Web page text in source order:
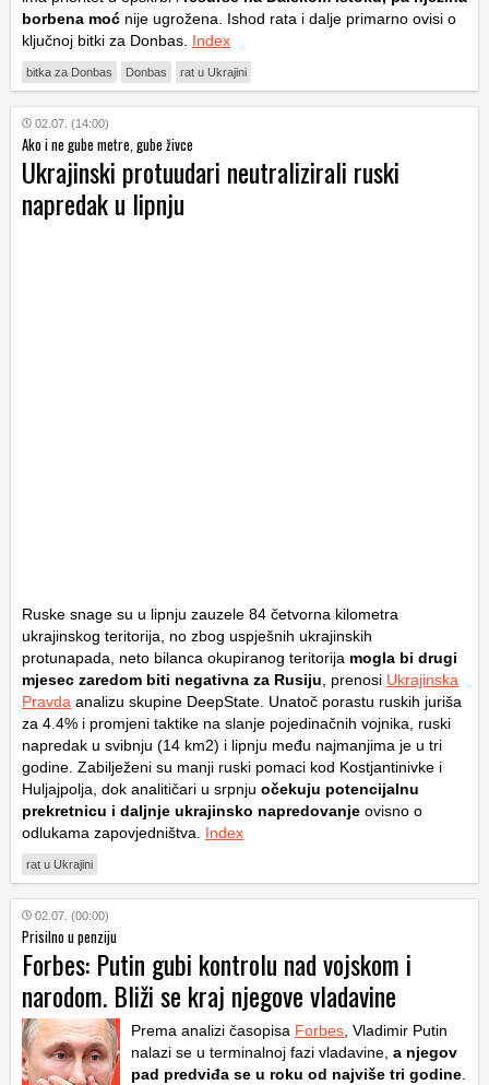
borbena moć nije ugrožena. Ishod rata i dalje primarno ovisi o
ključnoj bitki za Donbas. Index
bitka za Donbas Donbas rat u Ukrajini
02.07. (14:00)
Ako i ne gube metre, gube živce
Ukrajinski protuudari neutralizirali ruski
napredak u lipnju
Ruske snage su u lipnju zauzele 84 četvorna kilometra
ukrajinskog teritorija, no zbog uspješnih ukrajinskih
protunapada, neto bilanca okupiranog teritorija mogla bi drugi
mjesec zaredom biti negativna za Rusiju, prenosi Ukrajinska
Pravda analizu skupine DeepState. Unatoč porastu ruskih juriša
za 4.4% i promjeni taktike na slanje pojedinačnih vojnika, ruski
napredak u svibnju (14 km2) i lipnju među najmanjima je u tri
godine. Zabilježeni su manji ruski pomaci kod Kostjantinivke i
Huljajpolja, dok analitičari u srpnju očekuju potencijalnu
prekretnicu i daljnje ukrajinsko napredovanje ovisno o
odlukama zapovjedništva. Index
rat u Ukrajini
02.07. (00:00)
Prisilno u penziju
Forbes: Putin gubi kontrolu nad vojskom i
narodom. Bliži se kraj njegove vladavine
Prema analizi časopisa Forbes, Vladimir Putin
nalazi se u terminalnoj fazi vladavine, a njegov
pad predviđa se u roku od najviše tri godine.